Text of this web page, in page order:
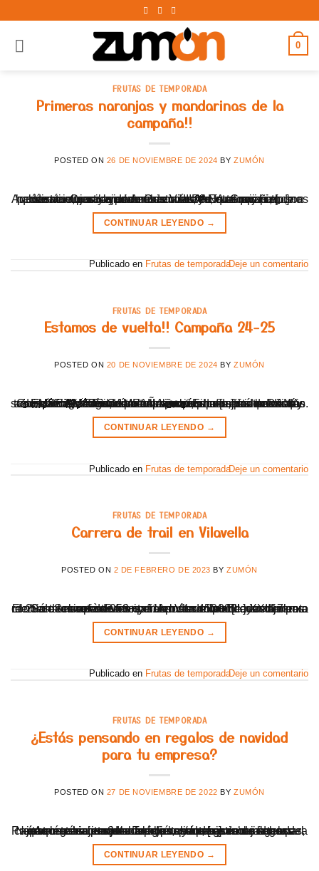
0
FRUTAS DE TEMPORADA
Primeras naranjas y mandarinas de la
campaña!!
POSTED ON 26 DE NOVIEMBRE DE 2024 BY ZUMÓN
Aquí están nuestros primeros envíos de la campaña🍊, nos habéis vuelto a ilusionar. Gracias!!! 🧡 Estas cajas no son de naranjas y mandarinas como en cualquier otro comercio, son cajas con historias, es fruta con piel de persona... Como la de Ana de Vizcaya, que nos hizo una donativo para ayudarnos con la DANA. Gracias, [...]
CONTINUAR LEYENDO →
Publicado en Frutas de temporadaDeje un comentario
FRUTAS DE TEMPORADA
Estamos de vuelta!! Campaña 24-25
POSTED ON 20 DE NOVIEMBRE DE 2024 BY ZUMÓN
🍊EMPEZAMOS CAMPAÑA🍊 zumon.es está de vuelta👩🏻‍🌾👨🏻‍🌾 Todavía recomponiéndonos tras la DANA que ha arrasado Valencia❤‍🩹, por fin, podemos anunciaros el inicio de campaña🍊 Esperamos que estéis todos bien🧡. En nuestro caso, somos conscientes de que somos afortunados de solo haber sufrido daños materiales. Como imaginaréis, nuestros campos han sufrido daños y alguna parcela incluso ha [...]
CONTINUAR LEYENDO →
Publicado en Frutas de temporadaDeje un comentario
FRUTAS DE TEMPORADA
Carrera de trail en Vilavella
POSTED ON 2 DE FEBRERO DE 2023 BYZUMÓN
El 29 de enero estuvimos en La Vilavella en la XXIII marxa de San Sebastià. Participaron más de 1.000 correderores en esta carrera de montaña en dos modalidades: 17km con un desnivel de 950+ y 11km con 450+ El ayuntamiento recibió a los corredores con un buen zumo de naranja para reponer fuerzas. Apostaron por [...]
CONTINUAR LEYENDO →
Publicado en Frutas de temporadaDeje un comentario
FRUTAS DE TEMPORADA
¿Estás pensando en regalos de navidad
para tu empresa?
POSTED ON 27 DE NOVIEMBRE DE 2022 BY ZUMÓN
Aquí te hacemos una propuesta cargada de sabor Preparamos cajitas de naranjas, mandarinas o mixtas para que regales puro sabor a tus clientes y trabajadores. Nuestros cítricos son ecológicos y los hacemos llegar del árbol a casa en 24h. También podemos incluir en las cajitas material corporativo de tu empresa como agendas, tarjeta de felicitación, [...]
CONTINUAR LEYENDO →